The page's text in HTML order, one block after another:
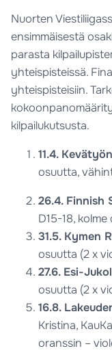
Nuorten
ensimmäisestä
parasta
yhteispisteissä.
yhteispisteisiin.
kilpailukutsusta.
11.4.
osuutta,
26.4. Finnish
D15-18,
31.5. Kymen
osuutta (2 x
27.6. Esi-
osuutta (2 x
16.8.
Kristina,
oranssin –